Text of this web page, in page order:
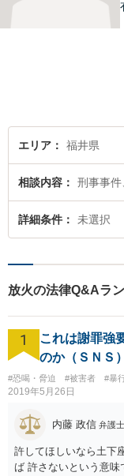
エリア 福井県
相談内容 刑事事件
詳細条件 未選択
放火の法律Q&Aラ
1
これは謝罪強
のか（ＳＮＳ）
#恐喝・脅迫 #被害者 #暴
2019年5月26日
内藤 政信 弁護士
許してほしいなら土下
ば 許さないという意